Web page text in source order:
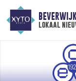
lokaal